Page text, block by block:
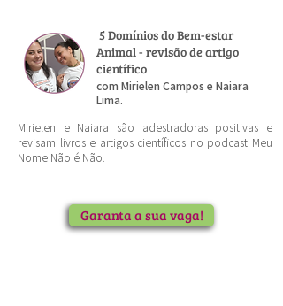
5 Domínios do Bem-estar
Animal - revisão de artigo
científico
com Mirielen Campos e Naiara
Lima.
Mirielen e Naiara são adestradoras positivas e
revisam livros e artigos científicos no podcast Meu
Nome Não é Não.
Garanta a sua vaga!